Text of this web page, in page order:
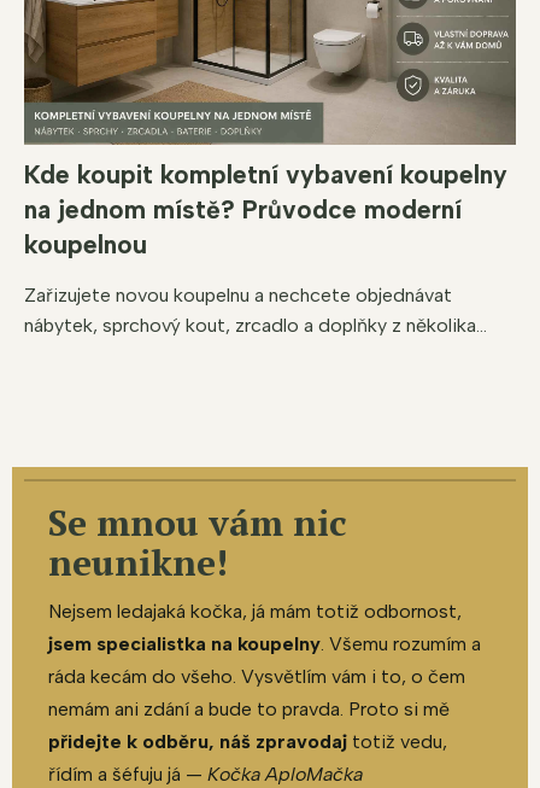
Kde koupit kompletní vybavení koupelny
na jednom místě? Průvodce moderní
koupelnou
Zařizujete novou koupelnu a nechcete objednávat
nábytek, sprchový kout, zrcadlo a doplňky z několika...
Se mnou vám nic
neunikne!
Nejsem ledajaká kočka, já mám totiž odbornost,
jsem specialistka na koupelny. Všemu rozumím a
ráda kecám do všeho. Vysvětlím vám i to, o čem
nemám ani zdání a bude to pravda. Proto si mě
přidejte k odběru, náš zpravodaj totiž vedu,
řídím a šéfuju já — Kočka AploMačka